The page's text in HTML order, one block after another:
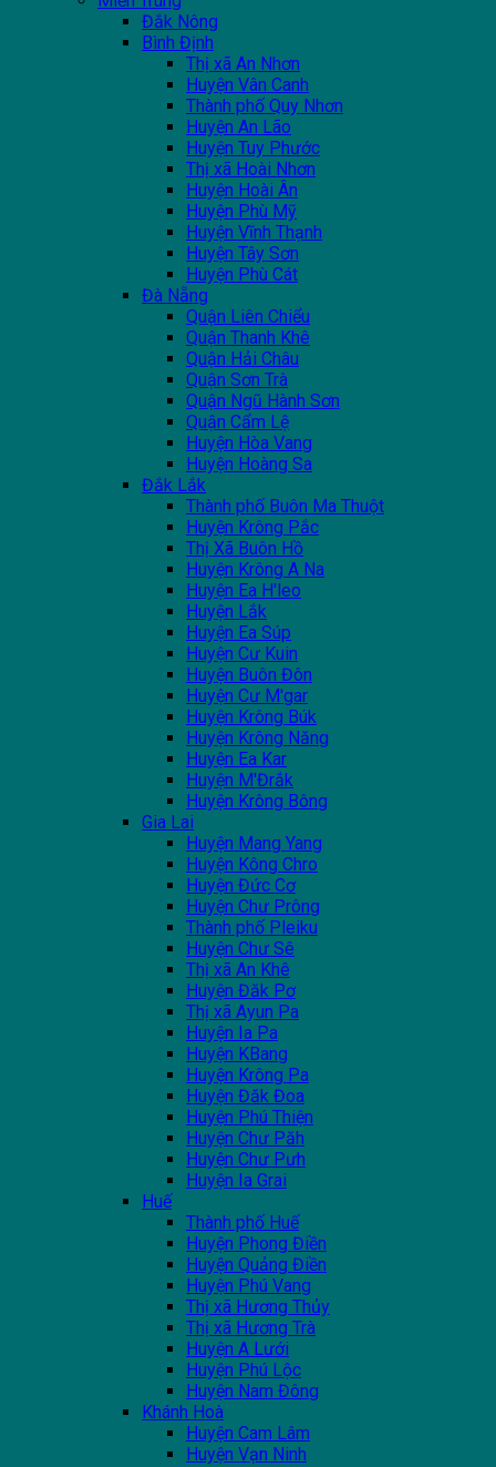
Đắk Nông
Bình Định
Thị xã An Nhơn
Huyện Vân Canh
Thành phố Quy Nhơn
Huyện An Lão
Huyện Tuy Phước
Thị xã Hoài Nhơn
Huyện Hoài Ân
Huyện Phù Mỹ
Huyện Vĩnh Thạnh
Huyện Tây Sơn
Huyện Phù Cát
Đà Nẵng
Quận Liên Chiểu
Quận Thanh Khê
Quận Hải Châu
Quận Sơn Trà
Quận Ngũ Hành Sơn
Quận Cẩm Lệ
Huyện Hòa Vang
Huyện Hoàng Sa
Đắk Lắk
Thành phố Buôn Ma Thuột
Huyện Krông Pắc
Thị Xã Buôn Hồ
Huyện Krông A Na
Huyện Ea H'leo
Huyện Lắk
Huyện Ea Súp
Huyện Cư Kuin
Huyện Buôn Đôn
Huyện Cư M'gar
Huyện Krông Búk
Huyện Krông Năng
Huyện Ea Kar
Huyện M'Đrắk
Huyện Krông Bông
Gia Lai
Huyện Mang Yang
Huyện Kông Chro
Huyện Đức Cơ
Huyện Chư Prông
Thành phố Pleiku
Huyện Chư Sê
Thị xã An Khê
Huyện Đăk Pơ
Thị xã Ayun Pa
Huyện Ia Pa
Huyện KBang
Huyện Krông Pa
Huyện Đăk Đoa
Huyện Phú Thiện
Huyện Chư Păh
Huyện Chư Pưh
Huyện Ia Grai
Huế
Thành phố Huế
Huyện Phong Điền
Huyện Quảng Điền
Huyện Phú Vang
Thị xã Hương Thủy
Thị xã Hương Trà
Huyện A Lưới
Huyện Phú Lộc
Huyện Nam Đông
Khánh Hoà
Huyện Cam Lâm
Huyện Vạn Ninh